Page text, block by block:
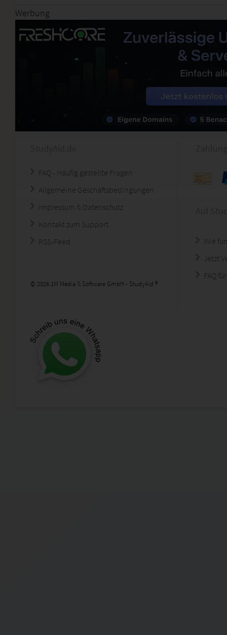
Werbung
FAQ - Häufig gestellte Fragen
Allgemeine Geschäftsbedingungen
Impressum & Datenschutz
Kontakt zum Support
RSS-Feed
© 2026 1M Media & Software GmbH - StudyAid ®
Wie
Jetzt
FAQ